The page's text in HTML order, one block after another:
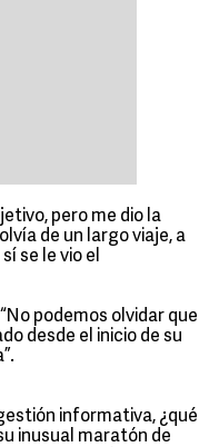
pero me dio la
de un largo viaje, a
se le vio el
podemos olvidar que
desde el inicio de su
informativa, ¿qué
inusual maratón de